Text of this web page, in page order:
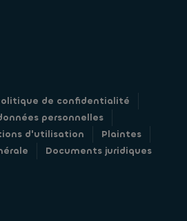
de confidentialité
personnelles
d'utilisation
Plaintes
Documents juridiques